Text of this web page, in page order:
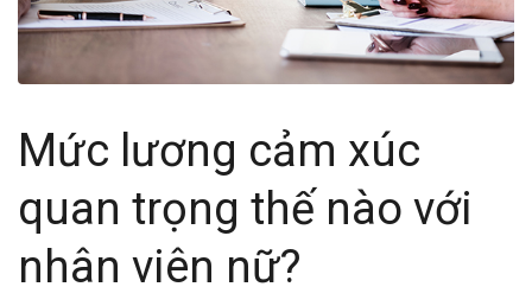
Mức lương cảm xúc
quan trọng thế nào với
nhân viên nữ?